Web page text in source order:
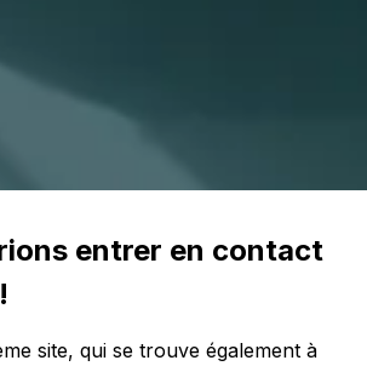
entrer en contact
site, qui se trouve également à